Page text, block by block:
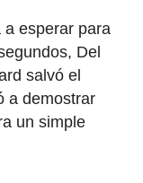
esperar para
Del
salvó el
a demostrar
un simple